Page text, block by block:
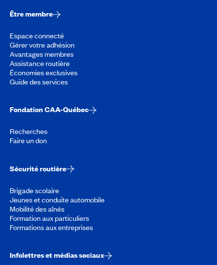
Être membre
Espace connecté
Gérer votre adhésion
Avantages membres
Assistance routière
Économies exclusives
Guide des services
Fondation CAA-Québec
Recherches
Faire un don
Sécurité routière
Brigade scolaire
Jeunes et conduite automobile
Mobilité des aînés
Formation aux particuliers
Formations aux entreprises
Infolettres et médias sociaux